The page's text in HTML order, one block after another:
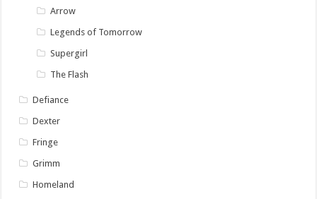
Arrow
Legends of Tomorrow
Supergirl
The Flash
Defiance
Dexter
Fringe
Grimm
Homeland